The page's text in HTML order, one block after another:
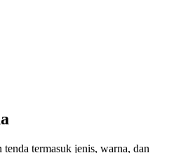
termasuk jenis, warna, dan